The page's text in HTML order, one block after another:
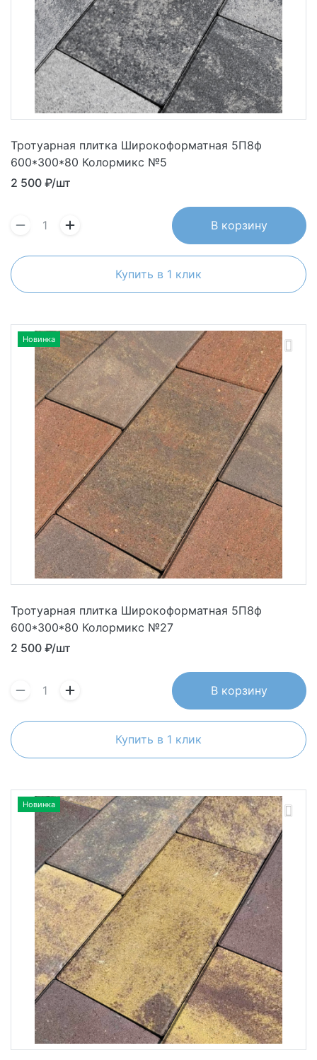
Тротуарная плитка Широкоформатная 5П8ф
600*300*80 Колормикс №5
2 500 ₽/шт
В корзину
Купить в 1 клик
Новинка
Тротуарная плитка Широкоформатная 5П8ф
600*300*80 Колормикс №27
2 500 ₽/шт
В корзину
Купить в 1 клик
Новинка